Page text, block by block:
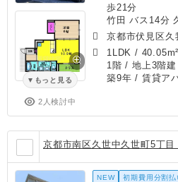
もっと見る
2人検討中
歩21分
竹田 バス14分
京都市伏見区久
1LDK / 40.05m²
1階 / 地上3階建
築9年 / 賃貸ア
京都市南区久世中久世町5丁
NEW 初期費用分割払